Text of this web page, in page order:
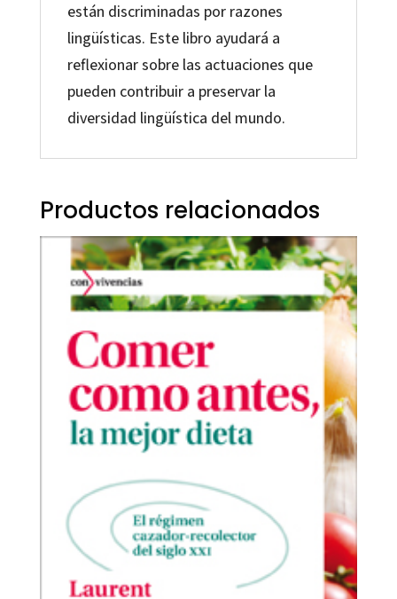
están discriminadas por razones
lingüísticas. Este libro ayudará a
reflexionar sobre las actuaciones que
pueden contribuir a preservar la
diversidad lingüística del mundo.
Productos relacionados